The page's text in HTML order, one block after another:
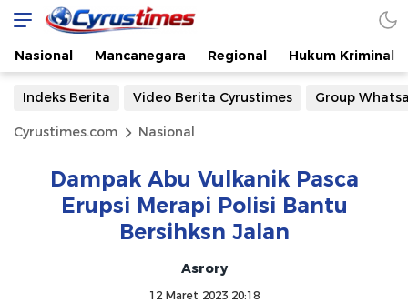
Nasional Mancanegara Regional Hukum Kriminal
Indeks Berita Video Berita Cyrustimes Group
Cyrustimes.com Nasional
Dampak Abu Vulkanik Pasca
Erupsi Merapi Polisi Bantu
Bersihksn Jalan
Asrory
12 Maret 2023 20:18